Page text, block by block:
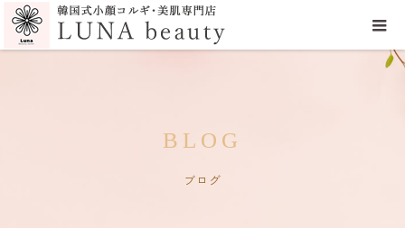
BLOG
ブログ